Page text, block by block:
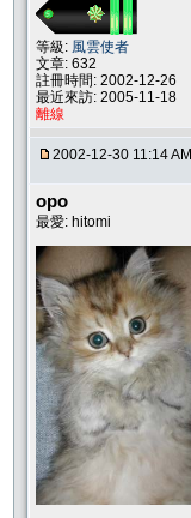
等級: 風雲使者
文章: 632
註冊時間: 2002-12-26
最近來訪: 2005-11-18
離線
2002-12-30 11:14 AM
opo
最愛: hitomi